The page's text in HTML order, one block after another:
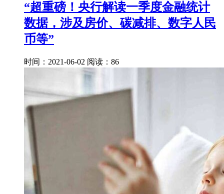
“超重磅！央行解读一季度金融统计
数据，涉及房价、碳减排、数字人民
币等”
时间：2021-06-02 阅读：86